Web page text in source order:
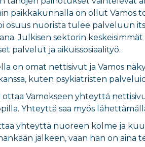
paikkakunnalla on ollut Vamos
osuus nuorista tulee palveluun
Julkisen sektorin
palvelut ja aikuissosiaalityö.
on omat nettisivut ja Vamos
kuten psykiatristen
ottaa Vamokseen yhteyttä
Yhteyttä saa myös
yhteyttä nuoreen kolme ja
jälkeen, vaan hän on aina